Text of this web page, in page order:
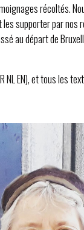
récoltés.
les supporter par nos
au départ de
NL EN), et tous les